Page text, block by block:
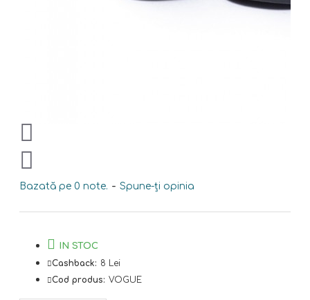
Bazată pe 0 note. - Spune-ţi opinia
IN STOC
Cashback: 8 Lei
Cod produs: VOGUE